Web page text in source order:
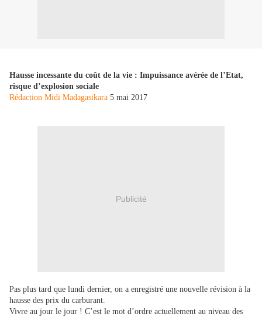
Hausse incessante du coût de la vie : Impuissance avérée de l’Etat,
risque d’explosion sociale
Rédaction Midi Madagasikara 5 mai 2017
Publicité
Pas plus tard que lundi dernier, on a enregistré une nouvelle révision à la
hausse des prix du carburant.
Vivre au jour le jour ! C’est le mot d’ordre actuellement au niveau des